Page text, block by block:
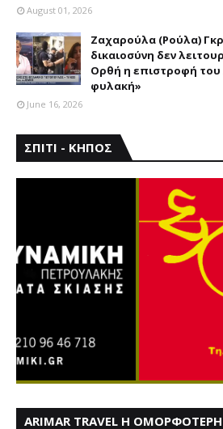
August 01, 2026
Ζαχαρούλα (Ρούλα)
δικαιοσύνη δεν
Ορθή η επιστροφή
φυλακή»
June 16, 2026
ΣΠΙΤΙ - ΚΗΠΟΣ
ARIMAR TRAVEL Η